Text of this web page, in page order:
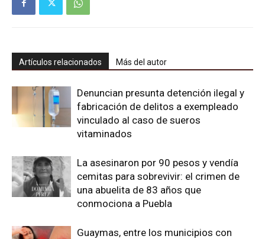
Artículos relacionados Más del autor
Denuncian presunta detención ilegal y
fabricación de delitos a exempleado
vinculado al caso de sueros
vitaminados
La asesinaron por 90 pesos y vendía
cemitas para sobrevivir: el crimen de
una abuelita de 83 años que
conmociona a Puebla
Guaymas, entre los municipios con